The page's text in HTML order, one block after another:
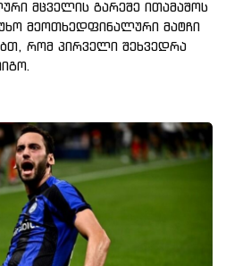
მცველის გარეშე ითამაშოს
მეოთხედფინალური მატჩი
რომ პირველი შეხვედრა